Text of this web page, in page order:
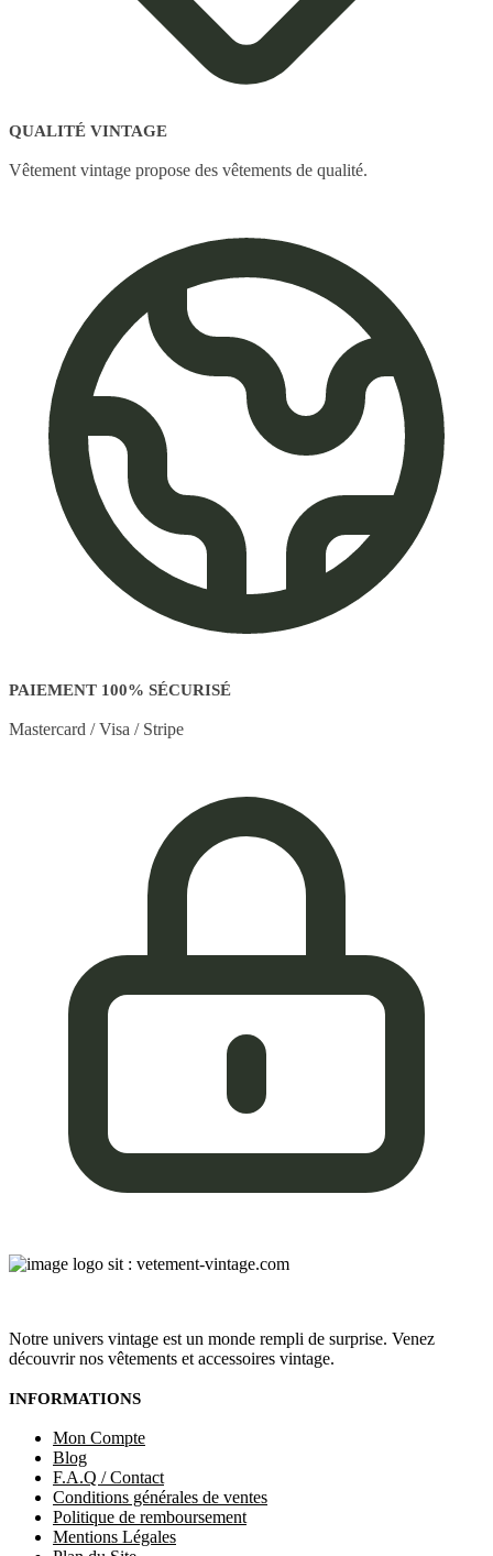
QUALITÉ VINTAGE
Vêtement vintage propose des vêtements de qualité.
PAIEMENT 100% SÉCURISÉ
Mastercard / Visa / Stripe
Notre univers vintage est un monde rempli de surprise. Venez
découvrir nos vêtements et accessoires vintage.
INFORMATIONS
Mon Compte
Blog
F.A.Q / Contact
Conditions générales de ventes
Politique de remboursement
Mentions Légales